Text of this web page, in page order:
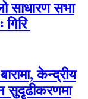
साधारण सभा
केन्द्रीय
सुदृढीकरणमा